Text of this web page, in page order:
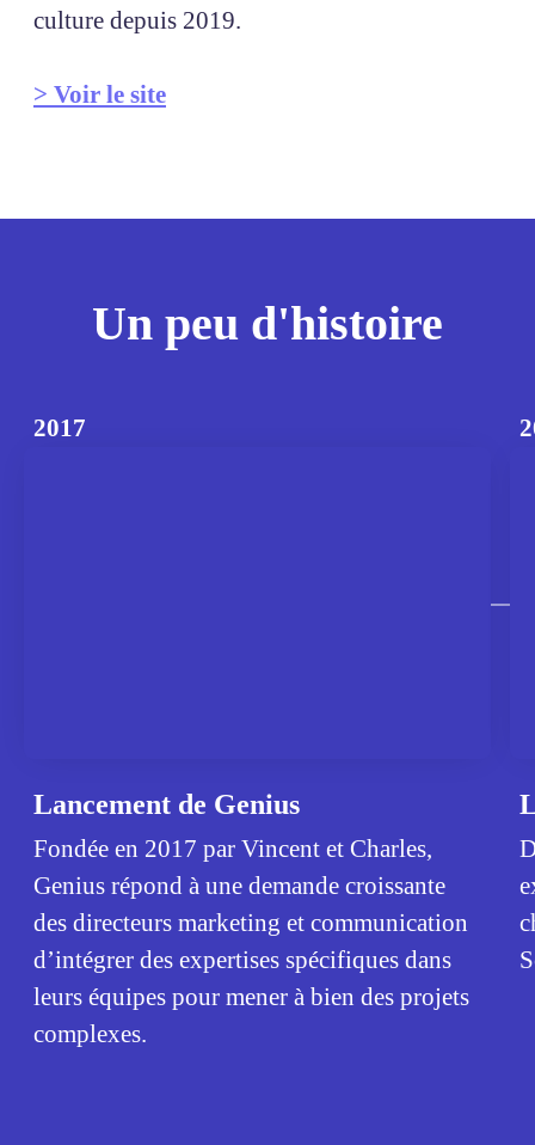
culture depuis 2019.
> Voir le site
Un peu d'histoire
2017
Lancement de Genius
Fondée en 2017 par Vincent et Charles,
Genius répond à une demande croissante
des directeurs marketing et communication
d’intégrer des expertises spécifiques dans
leurs équipes pour mener à bien des projets
complexes.